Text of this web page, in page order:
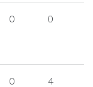
0 0
0 4